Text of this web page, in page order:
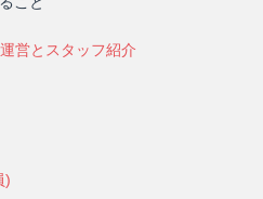
営とスタッフ紹介
)